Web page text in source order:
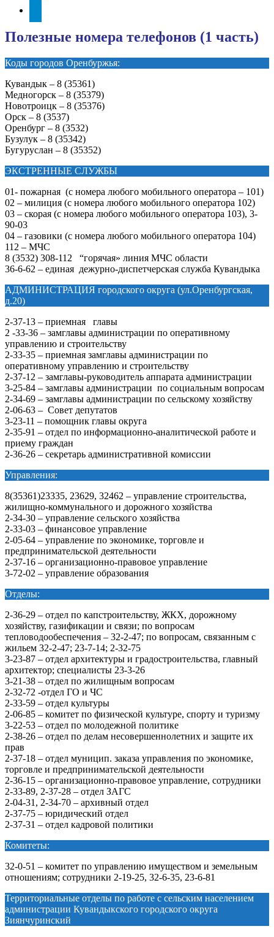
Полезные номера телефонов (1 часть)
Коды городов Оренбуржья:
Кувандык – 8 (35361)
Медногорск – 8 (35379)
Новотроицк – 8 (35376)
Орск – 8 (3537)
Оренбург – 8 (3532)
Бузулук – 8 (35342)
Бугуруслан – 8 (35352)
ЭКСТРЕННЫЕ СЛУЖБЫ
01- пожарная (с номера любого мобильного оператора – 101)
02 – милиция (с номера любого мобильного оператора 102)
03 – скорая (с номера любого мобильного оператора 103), 3-
90-03
04 – газовики (с номера любого мобильного оператора 104)
112 – МЧС
8 (3532) 308-112 “горячая» линия МЧС области
36-6-62 – единая дежурно-диспетчерская служба Кувандыка
АДМИНИСТРАЦИЯ городского округа (ул.Оренбургская,
д.20)
2-37-13 – приемная главы
2 -33-36 – замглавы администрации по оперативному
управлению и строительству
2-33-35 – приемная замглавы администрации по
оперативному управлению и строительству
2-37-12 – замглавы-руководитель аппарата администрации
3-25-84 – замглавы администрации по социальным вопросам
2-34-69 – замглавы администрации по сельскому хозяйству
2-06-63 – Совет депутатов
3-23-11 – помощник главы округа
2-35-91 – отдел по информационно-аналитической работе и
приему граждан
2-36-26 – секретарь административной комиссии
Управления:
8(35361)23335, 23629, 32462 – управление строительства,
жилищно-коммунального и дорожного хозяйства
2-34-30 – управление сельского хозяйства
2-33-03 – финансовое управление
2-05-64 – управление по экономике, торговле и
предпринимательской деятельности
2-37-16 – организационно-правовое управление
3-72-02 – управление образования
Отделы:
2-36-29 – отдел по капстроительству, ЖКХ, дорожному
хозяйству, газификации и связи; по вопросам
тепловодообеспечения – 32-2-47; по вопросам, связанным с
жильем 32-2-47; 23-7-14; 2-32-75
3-23-87 – отдел архитектуры и градостроительства, главный
архитектор; специалисты 23-3-26
3-21-38 – отдел по жилищным вопросам
2-32-72 -отдел ГО и ЧС
2-33-59 – отдел культуры
2-06-85 – комитет по физической культуре, спорту и туризму
3-22-53 – отдел по молодежной политике
2-38-26 – отдел по делам несовершеннолетних и защите их
прав
2-37-18 – отдел муницип. заказа управления по экономике,
торговле и предпринимательской деятельности
2-36-15 – организационно-правовое управление, сотрудники
2-33-89, 2-37-28 – отдел ЗАГС
2-04-31, 2-34-70 – архивный отдел
2-37-75 – юридический отдел
2-37-31 – отдел кадровой политики
Комитеты:
32-0-51 – комитет по управлению имуществом и земельным
отношениям; сотрудники 2-19-25, 32-6-35, 23-6-81
Территориальные отделы по работе с сельским населением
администрации Кувандыкского городского округа
Зиянчуринский